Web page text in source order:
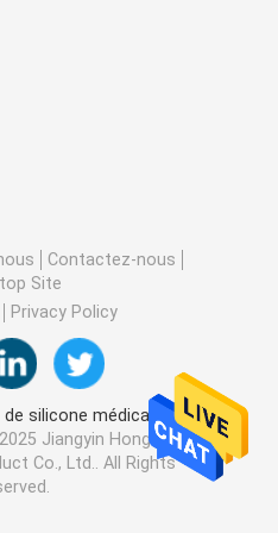
Contactez-nous
Site
Privacy Policy
silicone médical
Usine
Jiangyin Hongmeng
Co., Ltd.. All Rights